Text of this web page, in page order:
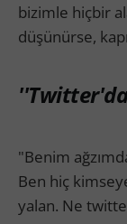
bizimle hiçbir
düşünürse,
"Benim
Ben hiç
yalan. Ne